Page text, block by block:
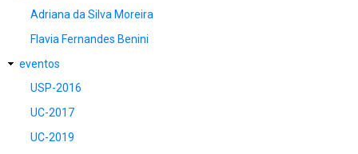
Adriana da Silva Moreira
Flavia Fernandes Benini
eventos
USP-2016
UC-2017
UC-2019